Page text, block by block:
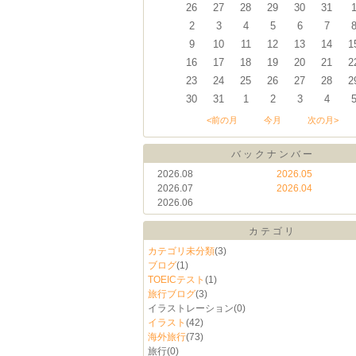
26
27 28 29 30 31
1
2
3 4 5 6 7
8
9
10 11 12 13 14
16
17 18 19 20 21
23
24 25 26 27 28
30
31 1 2 3 4 5
<前の月 今月 次の月>
バックナンバー
2026.08
2026.07
2026.06
2026.05
2026.04
カテゴリ
カテゴリ未分類(3)
ブログ(1)
TOEICテスト (1)
旅行ブログ(3)
イラストレーション(0)
イラスト (42)
海外旅行(73)
旅行(0)